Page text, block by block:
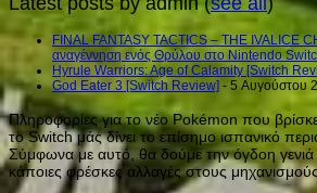
FINAL FANTASY TACTICS – THE IVALICE
αναγέννηση ενός Θρύλου στο Nintendo
Hyrule Warriors: Age of Calamity [Switch
God Eater 3 [Switch Review] - 5 Αυγούστου
Πληροφορίες για το νέο Pokémon που
το Switch μάς δίνει το επίσημο ισπανικό
Σύμφωνα με αυτό, θα δούμε την όγδοη
κάποιες φρέσκες αλλαγές στους μηχανισμούς